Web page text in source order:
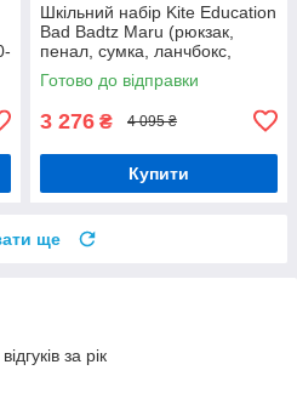
Шкільний набір Kite Education
Bad Badtz Maru (рюкзак,
пенал, сумка, ланчбокс,
пляшка) 130-145 см
Готово до відправки
3 276 ₴ 4 095 ₴
Купити
ще
за рік